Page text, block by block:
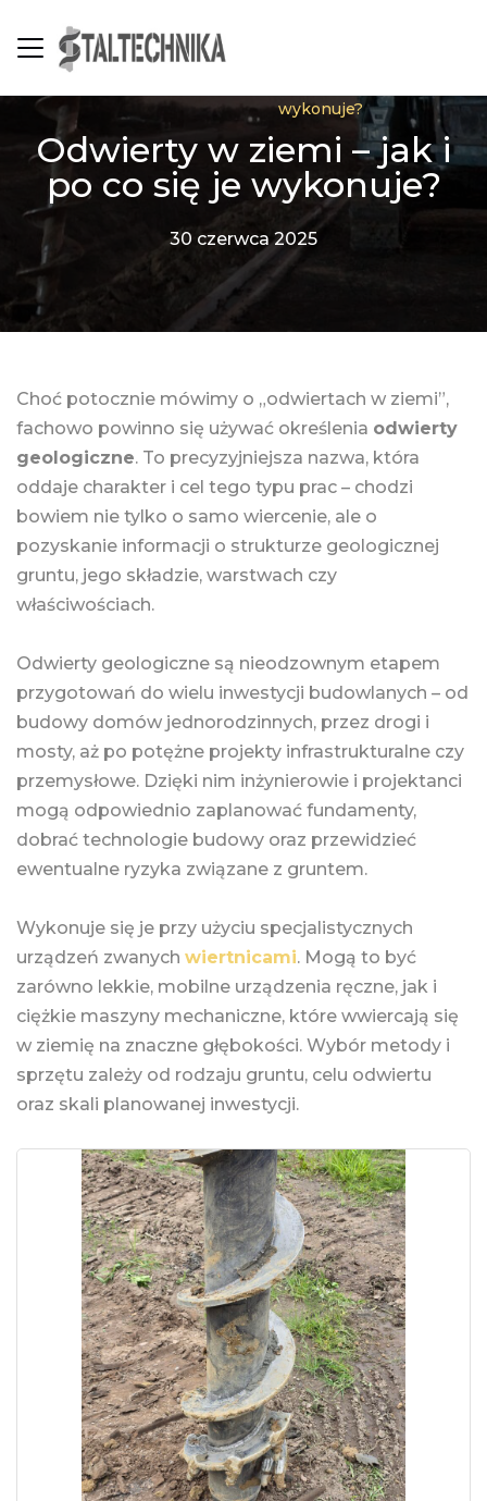
wykonuje?
Odwierty w ziemi – jak i
po co się je wykonuje?
30 czerwca 2025
Choć potocznie mówimy o „odwiertach w ziemi”,
fachowo powinno się używać określenia odwierty
geologiczne. To precyzyjniejsza nazwa, która
oddaje charakter i cel tego typu prac – chodzi
bowiem nie tylko o samo wiercenie, ale o
pozyskanie informacji o strukturze geologicznej
gruntu, jego składzie, warstwach czy
właściwościach.
Odwierty geologiczne są nieodzownym etapem
przygotowań do wielu inwestycji budowlanych – od
budowy domów jednorodzinnych, przez drogi i
mosty, aż po potężne projekty infrastrukturalne czy
przemysłowe. Dzięki nim inżynierowie i projektanci
mogą odpowiednio zaplanować fundamenty,
dobrać technologie budowy oraz przewidzieć
ewentualne ryzyka związane z gruntem.
Wykonuje się je przy użyciu specjalistycznych
urządzeń zwanych wiertnicami. Mogą to być
zarówno lekkie, mobilne urządzenia ręczne, jak i
ciężkie maszyny mechaniczne, które wwiercają się
w ziemię na znaczne głębokości. Wybór metody i
sprzętu zależy od rodzaju gruntu, celu odwiertu
oraz skali planowanej inwestycji.